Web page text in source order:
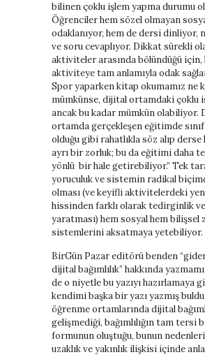
bilinen çoklu işlem yapma durumu
Öğrenciler hem sözel olmayan
odaklanıyor, hem de dersi dinliyor,
ve soru cevaplıyor. Dikkat sürekli
aktiviteler arasında bölündüğü
aktiviteye tam anlamıyla odak
Spor yaparken kitap okumamız ne
mümkünse, dijital ortamdaki çoklu
ancak bu kadar mümkün olabiliyor.
ortamda gerçekleşen eğitimde
olduğu gibi rahatlıkla söz alıp derse
ayrı bir zorluk; bu da eğitimi daha
yönlü bir hale getirebiliyor.” Tek
yoruculuk ve sistemin radikal
olması (ve keyifli aktivitelerdeki
hissinden farklı olarak tedirginlik ve
yaratması) hem sosyal hem bilişsel
sistemlerini aksatmaya yetebiliyor.
BirGün Pazar editörü benden
dijital bağımlılık” hakkında
de o niyetle bu yazıyı hazırlamaya
kendimi başka bir yazı yazmış
öğrenme ortamlarında dijital
gelişmediği, bağımlılığın tam tersi
formunun oluştuğu, bunun
uzaklık ve yakınlık ilişkisi içinde